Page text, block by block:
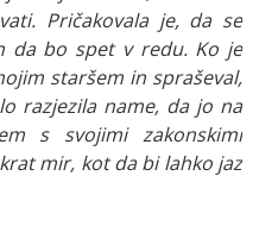
Pričakovala je, da se
da bo spet v redu. Ko je
staršem in spraševal,
razjezila name, da jo na
s svojimi zakonskimi
mir, kot da bi lahko jaz